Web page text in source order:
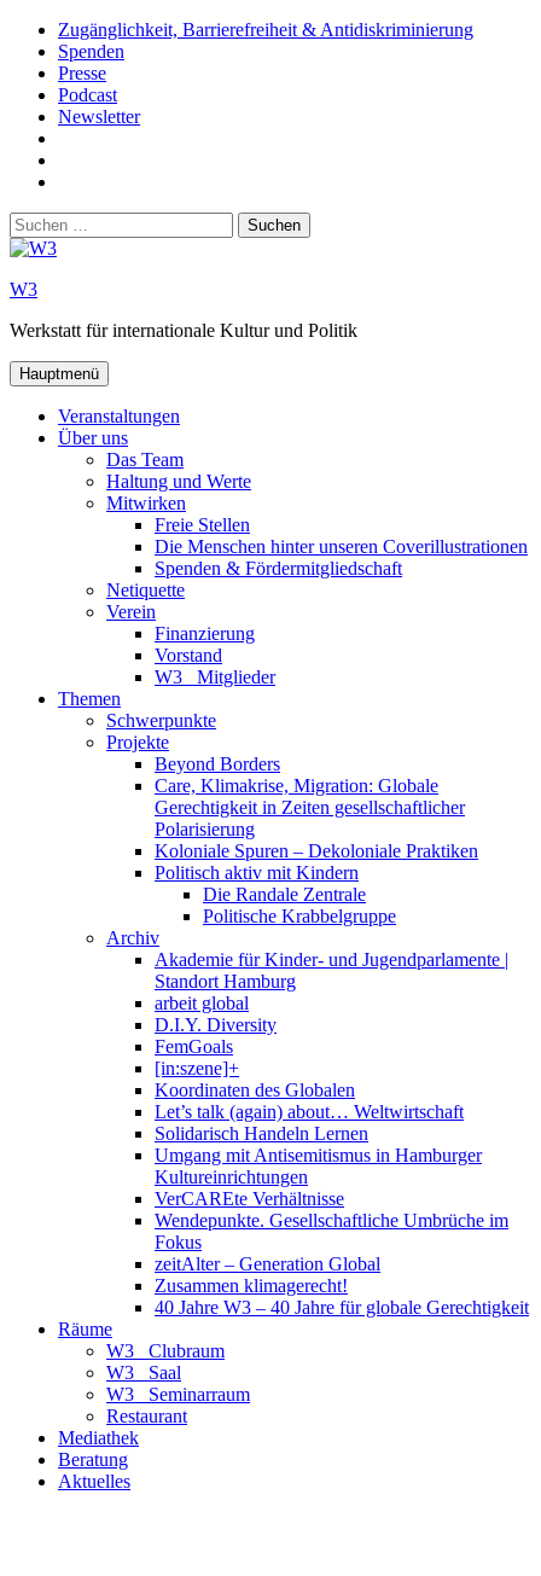
Zum
Inhalt
springen
Zugänglichkeit, Barrierefreiheit & Antidiskriminierung
Spenden
Presse
Podcast
Newsletter
Youtube
Suchen
nach:
W3
Werkstatt für internationale Kultur und Politik
Hauptmenü
Veranstaltungen
Über uns
Das Team
Haltung und Werte
Mitwirken
Freie Stellen
Die Menschen hinter unseren Coverillustrationen
Spenden & Fördermitgliedschaft
Netiquette
Verein
Finanzierung
Vorstand
W3_ Mitglieder
Themen
Schwerpunkte
Projekte
Beyond Borders
Care, Klimakrise, Migration: Globale
Gerechtigkeit in Zeiten gesellschaftlicher
Polarisierung
Koloniale Spuren – Dekoloniale Praktiken
Politisch aktiv mit Kindern
Die Randale Zentrale
Politische Krabbelgruppe
Archiv
Akademie für Kinder- und Jugendparlamente |
Standort Hamburg
arbeit global
D.I.Y. Diversity
FemGoals
[in:szene]+
Koordinaten des Globalen
Let’s talk (again) about… Weltwirtschaft
Solidarisch Handeln Lernen
Umgang mit Antisemitismus in Hamburger
Kultureinrichtungen
VerCAREte Verhältnisse
Wendepunkte. Gesellschaftliche Umbrüche im
Fokus
zeitAlter – Generation Global
Zusammen klimagerecht!
40 Jahre W3 – 40 Jahre für globale Gerechtigkeit
Räume
W3_ Clubraum
W3_ Saal
W3_ Seminarraum
Restaurant
Mediathek
Beratung
Aktuelles